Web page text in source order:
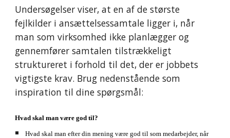
Undersøgelser viser, at en af de største
fejlkilder i ansættelsessamtale ligger i, når
man som virksomhed ikke planlægger og
gennemfører samtalen tilstrækkeligt
struktureret i forhold til det, der er jobbets
vigtigste krav. Brug nedenstående som
inspiration til dine spørgsmål:
Hvad skal man være god til?
Hvad skal man efter din mening være god til som medarbejder, når